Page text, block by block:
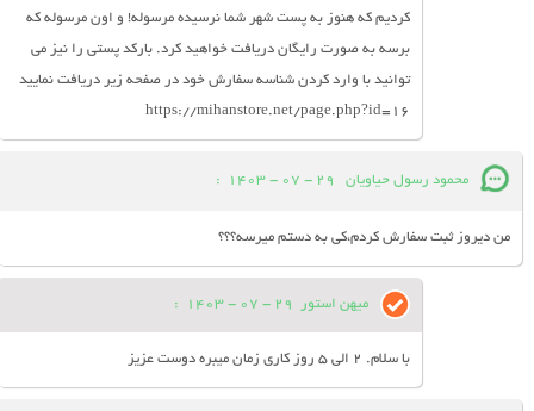
کردیم که هنوز به پست شهر شما نرسیده مرسوله! و اون مرسوله که
برسه به صورت رایگان دریافت خواهید کرد. بارکد پستی را نیز می
توانید با وارد کردن شناسه سفارش خود در صفحه زیر دریافت نمایید
https://mihanstore.net/page.php?id=16
محمود رسول حیاویان 29 - 07 - 1403
:
من دیروز ثبت سفارش کردم،کی به دستم میرسه؟؟؟
میهن استور 29 - 07 - 1403
:
با سلام. 2 الی 5 روز کاری زمان میبره دوست عزیز